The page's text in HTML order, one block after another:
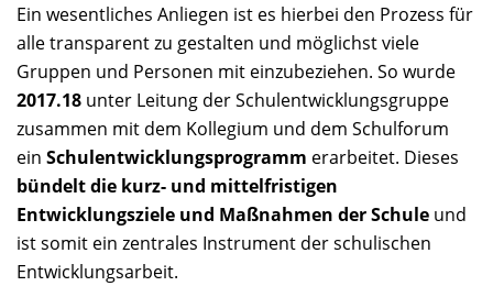
Ein wesentliches Anliegen ist es hierbei den Prozess für
alle transparent zu gestalten und möglichst viele
Gruppen und Personen mit einzubeziehen. So wurde
2017.18 unter Leitung der Schulentwicklungsgruppe
zusammen mit dem Kollegium und dem Schulforum
ein Schulentwicklungsprogramm erarbeitet. Dieses
bündelt die kurz- und mittelfristigen
Entwicklungsziele und Maßnahmen der Schule und
ist somit ein zentrales Instrument der schulischen
Entwicklungsarbeit.